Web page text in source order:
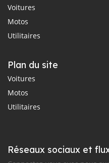
Voitures
Motos
Utilitaires
Plan du site
Voitures
Motos
Utilitaires
Réseaux sociaux et